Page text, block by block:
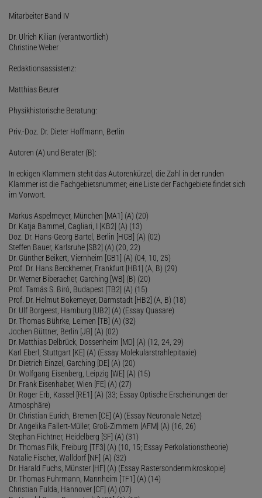
Mitarbeiter Band IV
Dr. Ulrich Kilian (verantwortlich)
Christine Weber
Redaktionsassistenz:
Matthias Beurer
Physikhistorische Beratung:
Priv.-Doz. Dr. Dieter Hoffmann, Berlin
Autoren (A) und Berater (B):
In eckigen Klammern steht das Autorenkürzel, die Zahl in der runden
Klammer ist die Fachgebietsnummer; eine Liste der Fachgebiete findet sich
im Vorwort.
Markus Aspelmeyer, München [MA1] (A) (20)
Dr. Katja Bammel, Cagliari, I [KB2] (A) (13)
Doz. Dr. Hans-Georg Bartel, Berlin [HGB] (A) (02)
Steffen Bauer, Karlsruhe [SB2] (A) (20, 22)
Dr. Günther Beikert, Viernheim [GB1] (A) (04, 10, 25)
Prof. Dr. Hans Berckhemer, Frankfurt [HB1] (A, B) (29)
Dr. Werner Biberacher, Garching [WB] (B) (20)
Prof. Tamás S. Biró, Budapest [TB2] (A) (15)
Prof. Dr. Helmut Bokemeyer, Darmstadt [HB2] (A, B) (18)
Dr. Ulf Borgeest, Hamburg [UB2] (A) (Essay Quasare)
Dr. Thomas Bührke, Leimen [TB] (A) (32)
Jochen Büttner, Berlin [JB] (A) (02)
Dr. Matthias Delbrück, Dossenheim [MD] (A) (12, 24, 29)
Karl Eberl, Stuttgart [KE] (A) (Essay Molekularstrahlepitaxie)
Dr. Dietrich Einzel, Garching [DE] (A) (20)
Dr. Wolfgang Eisenberg, Leipzig [WE] (A) (15)
Dr. Frank Eisenhaber, Wien [FE] (A) (27)
Dr. Roger Erb, Kassel [RE1] (A) (33; Essay Optische Erscheinungen der
Atmosphäre)
Dr. Christian Eurich, Bremen [CE] (A) (Essay Neuronale Netze)
Dr. Angelika Fallert-Müller, Groß-Zimmern [AFM] (A) (16, 26)
Stephan Fichtner, Heidelberg [SF] (A) (31)
Dr. Thomas Filk, Freiburg [TF3] (A) (10, 15; Essay Perkolationstheorie)
Natalie Fischer, Walldorf [NF] (A) (32)
Dr. Harald Fuchs, Münster [HF] (A) (Essay Rastersondenmikroskopie)
Dr. Thomas Fuhrmann, Mannheim [TF1] (A) (14)
Christian Fulda, Hannover [CF] (A) (07)